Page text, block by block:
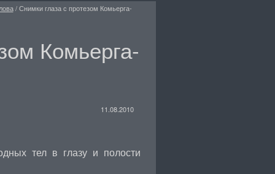
/Снимки глаза с протезом Комьерга-
Комьерга-
11.08.2010
тел в глазу и полости